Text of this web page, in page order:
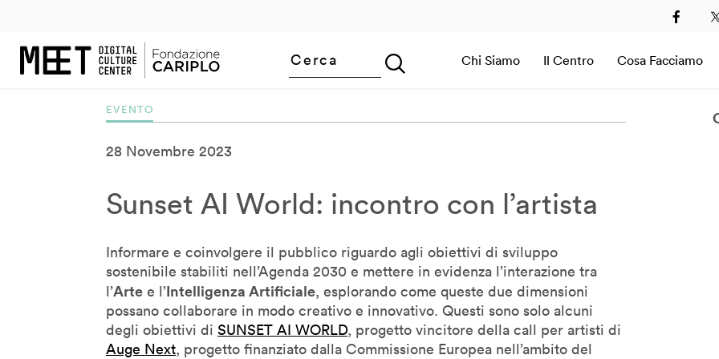
Chi Siamo Il Centro Cosa Facciamo
Corey Timpson
Cristiano Ceccato
Cristina Giotto Boggia
Daan Roosegaarde
Daito Manabe
2019
EVENTO
28 Novembre 2023
Sunset AI World: incontro con l’artista
Informare e coinvolgere il pubblico riguardo agli obiettivi di sviluppo
sostenibile stabiliti nell’Agenda 2030 e mettere in evidenza l’interazione tra
l’Arte e l’Intelligenza Artificiale, esplorando come queste due dimensioni
possano collaborare in modo creativo e innovativo. Questi sono solo alcuni
degli obiettivi di SUNSET AI WORLD, progetto vincitore della call per artisti di
Auge Next, progetto finanziato dalla Commissione Europea nell’ambito del